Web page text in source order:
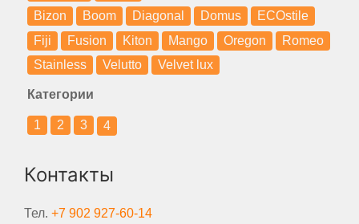
Bizon
Boom Diagonal Domus
ECOstile
Fiji
Fusion Kiton Mango Oregon
Romeo
Stainless
Velutto Velvet lux
Категории
1 2 3 4
Контакты
Тел. +7 902 927-60-14